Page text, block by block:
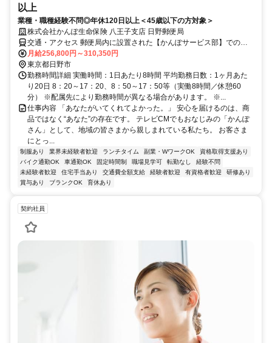
以上
業種・職種経験不問◎年休120日以上＜45歳以下の方対象＞
株式会社かんぽ生命保険 八王子支店 日野郵便局
交通・アクセス 郵便局内に設置された【かんぽサービス部】での勤
務となります
月給256,800円～310,350円
東京都日野市
勤務時間詳細 実働時間：1日あたり8時間 平均勤務日数：1ヶ月あた
り20日 8：20～17：20、8：50～17：50等（実働8時間／休憩60
分） ※配属先により勤務時間が異なる場合があります。 ※...
仕事内容 「あなたがいてくれてよかった。」 安心を届けるのは、商
品ではなく“あなた”の存在です。 テレビCMでもおなじみの「かんぽ
さん」として、地域の皆さまから親しまれている私たち。 お客さま
にとっ...
制服あり 業界未経験者歓迎 ランチタイム 副業・WワークOK
資格取得支援あり
バイク通勤OK
車通勤OK 固定時間制 職場見学可 転勤なし
経験不問
未経験者歓迎
住宅手当あり 交通費全額支給 経験者歓迎 有資格者歓迎
研修あり
賞与あり
ブランクOK 育休あり
契約社員